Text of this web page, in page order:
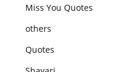
Miss You Quotes
others
Quotes